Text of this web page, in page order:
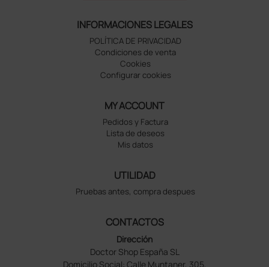
INFORMACIONES LEGALES
POLÍTICA DE PRIVACIDAD
Condiciones de venta
Cookies
Configurar cookies
MY ACCOUNT
Pedidos y Factura
Lista de deseos
Mis datos
UTILIDAD
Pruebas antes, compra despues
CONTACTOS
Dirección
Doctor Shop España SL
Domicilio Social: Calle Muntaner, 305,